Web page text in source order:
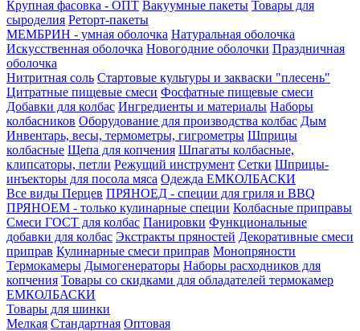
Крупная фасовка - ОПТ Вакуумные пакеты Товары для
сыроделия Реторт-пакеты
МЕМБРИН - умная оболочка Натуральная оболочка
Искусственная оболочка Новогодние оболочки Праздничная
оболочка
Нитритная соль Стартовые культуры и закваски "плесень"
Цитратные пищевые смеси Фосфатные пищевые смеси
Добавки для колбас Ингредиенты и материалы Наборы
колбасников Оборудование для производства колбас Дым
Инвентарь, весы, термометры, гигрометры Шприцы
колбасные Щепа для копчения Шпагаты колбасные,
клипсаторы, петли Режущий инструмент Сетки Шприцы-
инъекторы для посола мяса Одежда ЕМКОЛБАСКИ
Все виды Перцев ПРЯНОЕД - специи для гриля и BBQ
ПРЯНОЕМ - только кулинарные специи Колбасные приправы
Смеси ГОСТ для колбас Панировки Функциональные
добавки для колбас Экстракты пряностей Декоративные смеси
приправ Кулинарные смеси приправ Монопряности
Термокамеры Дымогенераторы Наборы расходников для
копчения Товары со скидками для обладателей термокамер
ЕМКОЛБАСКИ
Товары для шинки
Мелкая Стандартная Оптовая